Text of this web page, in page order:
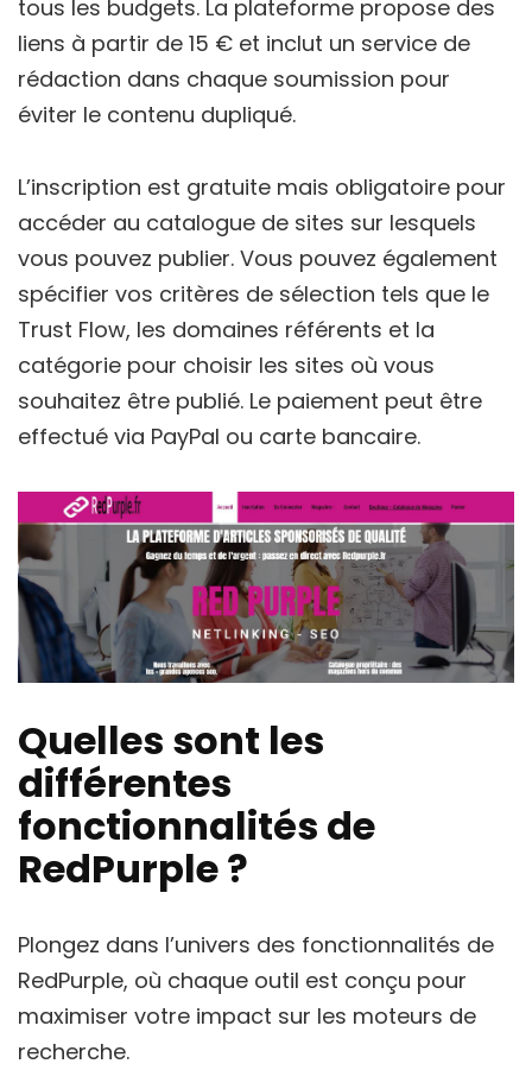
tous les budgets. La plateforme propose des
liens à partir de 15 € et inclut un service de
rédaction dans chaque soumission pour
éviter le contenu dupliqué.
L’inscription est gratuite mais obligatoire pour
accéder au catalogue de sites sur lesquels
vous pouvez publier. Vous pouvez également
spécifier vos critères de sélection tels que le
Trust Flow, les domaines référents et la
catégorie pour choisir les sites où vous
souhaitez être publié. Le paiement peut être
effectué via PayPal ou carte bancaire.
Quelles sont les
différentes
fonctionnalités de
RedPurple ?
Plongez dans l’univers des fonctionnalités de
RedPurple, où chaque outil est conçu pour
maximiser votre impact sur les moteurs de
recherche.